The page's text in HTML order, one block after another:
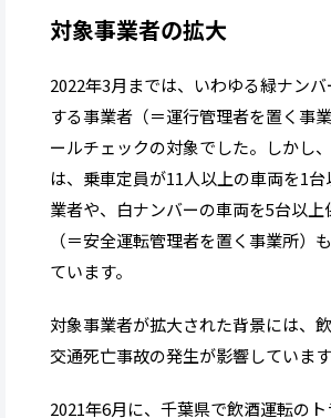
対象事業者の拡大
2022年3月までは、いわゆる緑ナン
する事業者（＝運行管理者を置く事
ールチェックの対象でした。しかし
は、乗車定員が11人以上の車両を1
業者や、白ナンバーの車両を5台以
（＝安全運転管理者を置く事業所）
ています。
対象事業者が拡大された背景には、
交通死亡事故の発生が影響しています
2021年6月に、千葉県で飲酒運転の